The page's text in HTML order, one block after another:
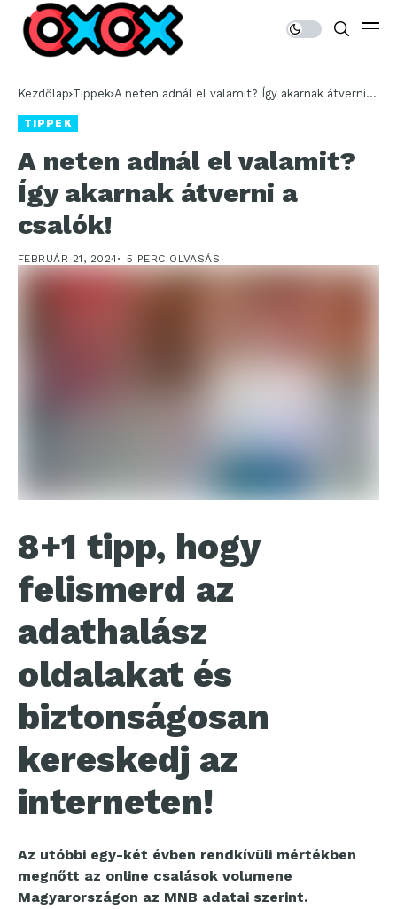
Kezdőlap Tippek A neten adnál el valamit? Így akarnak átverni a
TIPPEK
A neten adnál el valamit?
Így akarnak átverni a
csalók!
FEBRUÁR 21, 2024 5 PERC OLVASÁS
8+1 tipp, hogy
felismerd az
adathalász
oldalakat és
biztonságosan
kereskedj az
interneten!
Az utóbbi egy-két évben rendkívüli mértékben
megnőtt az online csalások volumene
Magyarországon az MNB adatai szerint.